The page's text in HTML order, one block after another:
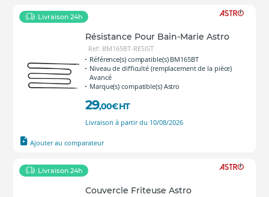
Livraison 24h
Résistance Pour Bain-Marie Astro
Ref: BM165BT-RESIST
Référence(s) compatible(s) BM165BT
Niveau de difficulté (remplacement de la pièce)
Avancé
Marque(s) compatible(s) Astro
29,00€HT
Livraison à partir du 10/08/2026
Ajouter au comparateur
Livraison 24h
Couvercle Friteuse Astro